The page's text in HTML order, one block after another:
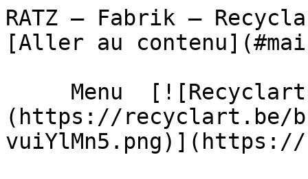
RATZ – Fabrik –
[Aller au
(https://recyclart.be/